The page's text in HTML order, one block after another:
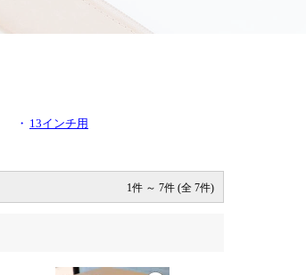
・ 13インチ用
1件 ～ 7件 (全 7件)